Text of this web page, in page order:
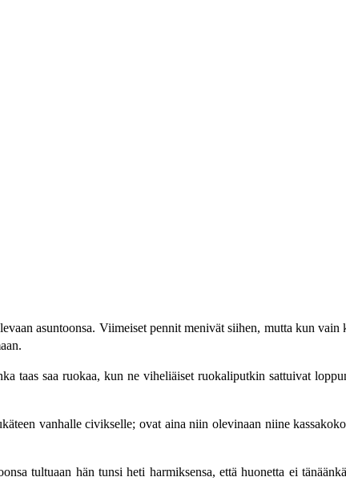
asuntoonsa. Viimeiset pennit menivät siihen, mutta kun vain
saa ruokaa, kun ne viheliäiset ruokaliputkin sattuivat
vanhalle civikselle; ovat aina niin olevinaan niine
tultuaan hän tunsi heti harmiksensa, että huonetta ei